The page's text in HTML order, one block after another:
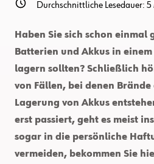
Durchschnittliche Lesedauer: 5
Haben Sie sich schon einmal
Batterien und Akkus in
lagern sollten? Schließlich
von Fällen, bei denen
Lagerung von Akkus
erst passiert, geht es meist
sogar in die persönliche
vermeiden, bekommen Sie